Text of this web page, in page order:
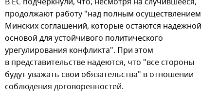
продолжают работу "над полным осуществлением
Минских соглашений, которые остаются надежной
основой для устойчивого политического
урегулирования конфликта". При этом
в представительстве надеются, что "все стороны
будут уважать свои обязательства" в отношении
соблюдения договоренностей.